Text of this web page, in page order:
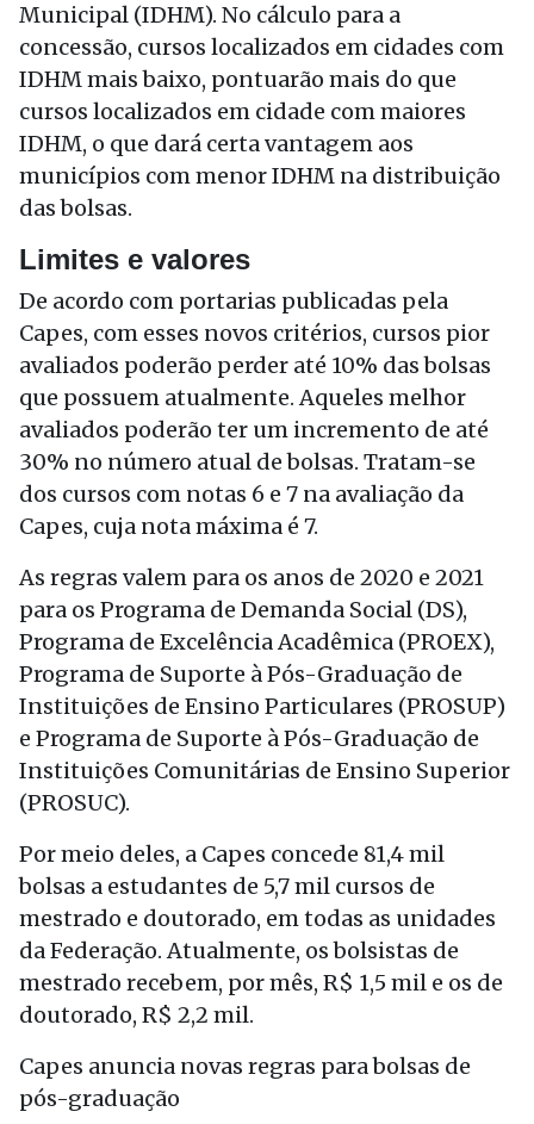
Municipal (IDHM). No cálculo para a
concessão, cursos localizados em cidades com
IDHM mais baixo, pontuarão mais do que
cursos localizados em cidade com maiores
IDHM, o que dará certa vantagem aos
municípios com menor IDHM na distribuição
das bolsas.
Limites e valores
De acordo com portarias publicadas pela
Capes, com esses novos critérios, cursos pior
avaliados poderão perder até 10% das bolsas
que possuem atualmente. Aqueles melhor
avaliados poderão ter um incremento de até
30% no número atual de bolsas. Tratam-se
dos cursos com notas 6 e 7 na avaliação da
Capes, cuja nota máxima é 7.
As regras valem para os anos de 2020 e 2021
para os Programa de Demanda Social (DS),
Programa de Excelência Acadêmica (PROEX),
Programa de Suporte à Pós-Graduação de
Instituições de Ensino Particulares (PROSUP)
e Programa de Suporte à Pós-Graduação de
Instituições Comunitárias de Ensino Superior
(PROSUC).
Por meio deles, a Capes concede 81,4 mil
bolsas a estudantes de 5,7 mil cursos de
mestrado e doutorado, em todas as unidades
da Federação. Atualmente, os bolsistas de
mestrado recebem, por mês, R$ 1,5 mil e os de
doutorado, R$ 2,2 mil.
Capes anuncia novas regras para bolsas de
pós-graduação